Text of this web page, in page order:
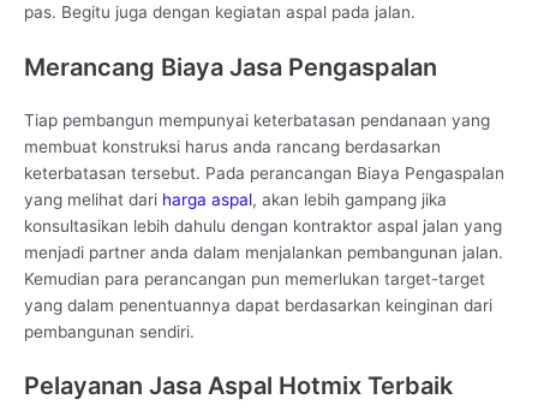
pas. Begitu juga dengan kegiatan aspal pada jalan.
Merancang Biaya Jasa Pengaspalan
Tiap pembangun mempunyai keterbatasan pendanaan yang
membuat konstruksi harus anda rancang berdasarkan
keterbatasan tersebut. Pada perancangan Biaya Pengaspalan
yang melihat dari harga aspal, akan lebih gampang jika
konsultasikan lebih dahulu dengan kontraktor aspal jalan yang
menjadi partner anda dalam menjalankan pembangunan jalan.
Kemudian para perancangan pun memerlukan target-target
yang dalam penentuannya dapat berdasarkan keinginan dari
pembangunan sendiri.
Pelayanan Jasa Aspal Hotmix Terbaik